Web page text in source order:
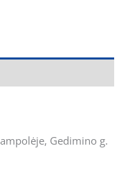
Gedimino g.